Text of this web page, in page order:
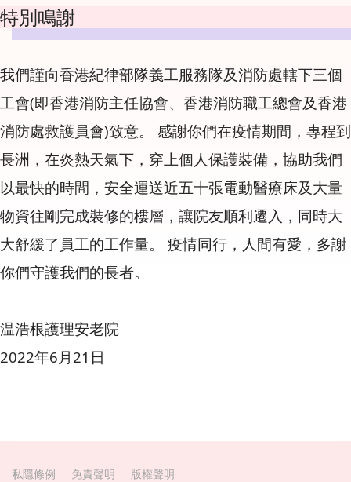
特別鳴謝
我們謹向香港紀律部隊義工服務隊及消防處轄下三個
工會(即香港消防主任協會、香港消防職工總會及香港
消防處救護員會)致意。 感謝你們在疫情期間，專程到
長洲，在炎熱天氣下，穿上個人保護裝備，協助我們
以最快的時間，安全運送近五十張電動醫療床及大量
物資往剛完成裝修的樓層，讓院友順利遷入，同時大
大舒緩了員工的工作量。 疫情同行，人間有愛，多謝
你們守護我們的長者。
温浩根護理安老院
2022年6月21日
私隱條例 免責聲明 版權聲明